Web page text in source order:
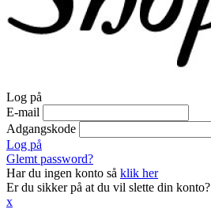
Log på
E-mail
Adgangskode
Log på
Glemt password?
Har du ingen konto så klik her
Er du sikker på at du vil slette din konto?
x